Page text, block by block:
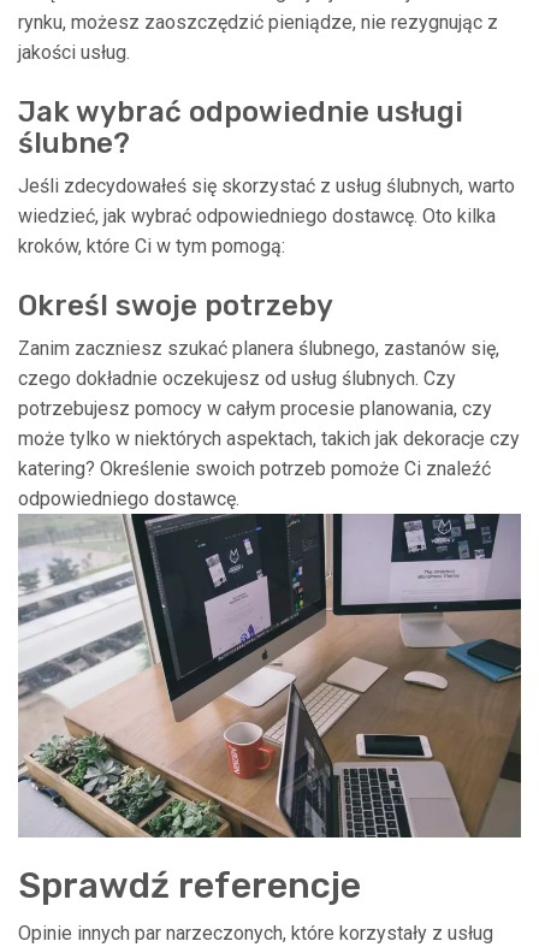
rynku, możesz zaoszczędzić pieniądze, nie rezygnując z
jakości usług.
Jak wybrać odpowiednie usługi
ślubne?
Jeśli zdecydowałeś się skorzystać z usług ślubnych, warto
wiedzieć, jak wybrać odpowiedniego dostawcę. Oto kilka
kroków, które Ci w tym pomogą:
Określ swoje potrzeby
Zanim zaczniesz szukać planera ślubnego, zastanów się,
czego dokładnie oczekujesz od usług ślubnych. Czy
potrzebujesz pomocy w całym procesie planowania, czy
może tylko w niektórych aspektach, takich jak dekoracje czy
katering? Określenie swoich potrzeb pomoże Ci znaleźć
odpowiedniego dostawcę.
Sprawdź referencje
Opinie innych par narzeczonych, które korzystały z usług